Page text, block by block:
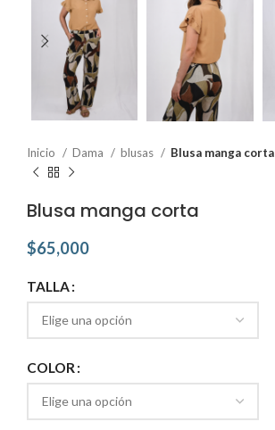
Inicio Dama blusas Blusa manga corta
Blusa manga corta
$65,000
TALLA
COLOR